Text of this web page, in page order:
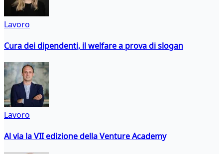
Lavoro
Cura dei dipendenti, il welfare a prova di slogan
Lavoro
Al via la VII edizione della Venture Academy